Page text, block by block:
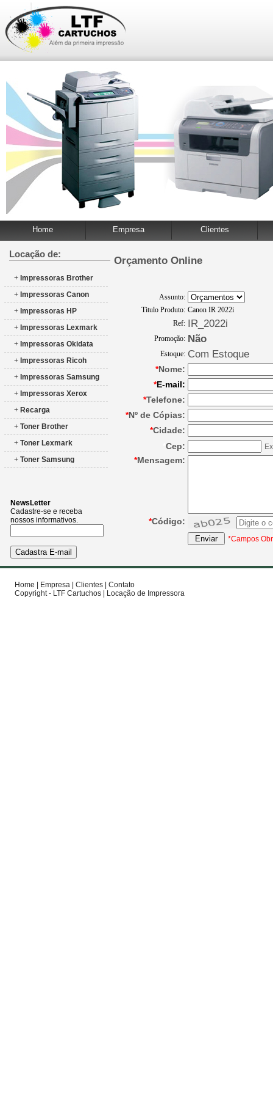
Home Empresa Clientes
Locação de:
+ Impressoras Brother
+ Impressoras Canon
+ Impressoras HP
+ Impressoras Lexmark
+ Impressoras Okidata
+ Impressoras Ricoh
+ Impressoras Samsung
+ Impressoras Xerox
+ Recarga
+Toner Brother
+Toner Lexmark
+Toner Samsung
NewsLetter
Cadastre-se e receba
nossos informativos.
Orçamento Online
Assunto:
Titulo Produto: Canon IR 2022i
Ref: IR_2022i
Promoção: Não
Estoque: Com Estoque
*Nome:
*E-mail:
*Telefone:
*Nº de Cópias:
*Cidade:
*Cep:
*Mensagem:
*Código:
*Campos
Home Empresa Clientes
Contato
Copyright - LTF Cartuchos |
Locação de Impressora